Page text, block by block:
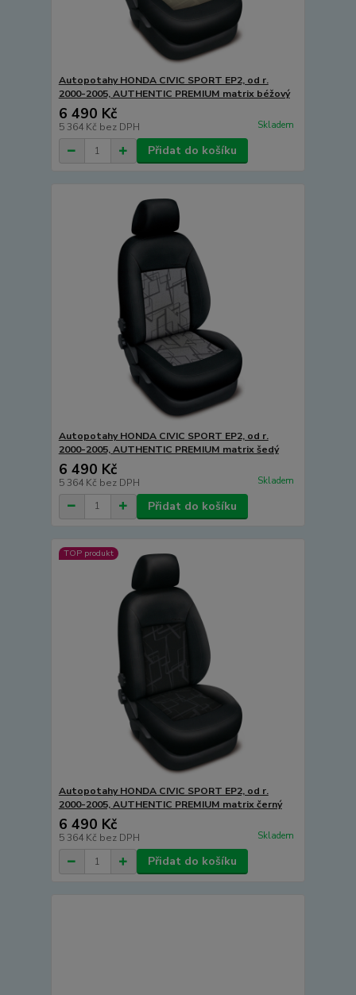
Autopotahy HONDA CIVIC SPORT EP2, od r.
2000-2005, AUTHENTIC PREMIUM matrix béžový
6 490 Kč
5 364 Kč bez DPH Skladem
Přidat do košíku
Autopotahy HONDA CIVIC SPORT EP2, od r.
2000-2005, AUTHENTIC PREMIUM matrix šedý
6 490 Kč
5 364 Kč bez DPH Skladem
Přidat do košíku
TOP produkt
Autopotahy HONDA CIVIC SPORT EP2, od r.
2000-2005, AUTHENTIC PREMIUM matrix černý
6 490 Kč
5 364 Kč bez DPH Skladem
Přidat do košíku